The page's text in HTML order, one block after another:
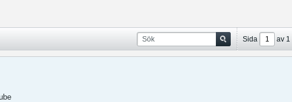
Sida av 1